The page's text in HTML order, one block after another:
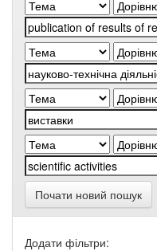
Почати новий пошук
Додати фільтри: